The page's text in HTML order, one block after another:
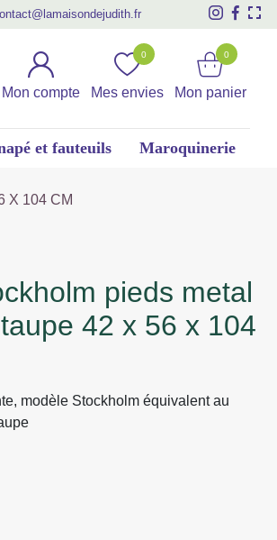
Mon compte Mes envies
0
Mon panier
0
et fauteuils Maroquinerie
X 104 CM
42 x 56 x 104
modèle Stockholm équivalent au